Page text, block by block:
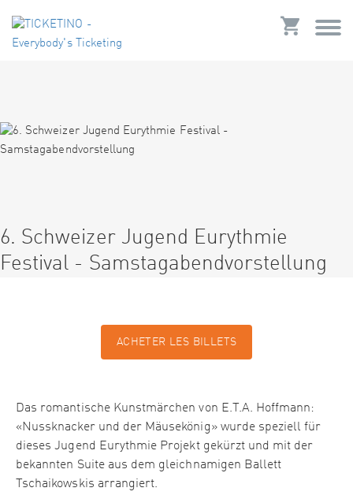
6. Schweizer Jugend Eurythmie
Festival - Samstagabendvorstellung
ACHETER LES BILLETS
Das romantische Kunstmärchen von E.T.A. Hoffmann:
«Nussknacker und der Mäusekönig» wurde speziell für
dieses Jugend Eurythmie Projekt gekürzt und mit der
bekannten Suite aus dem gleichnamigen Ballett
Tschaikowskis arrangiert.